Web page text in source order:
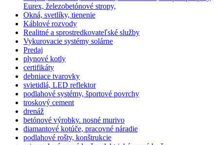
Eurex, železobetónové stropy,
Okná, svetlíky, tienenie
Káblové rozvody
Realitné a sprostredkovateľské služby
Vykurovacie systémy solárne
Predaj
plynové kotly
certifikáty
debniace tvarovky
svietidlá, LED reflektor
podlahové systémy, športové povrchy
troskový cement
drenáž
betónové výrobky. nosné murivo
diamantové kotúče, pracovné náradie
podlahové rošty, konštrukcie